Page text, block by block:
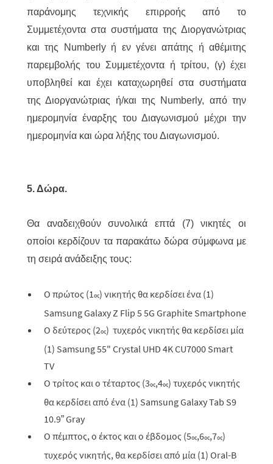
παράνομης τεχνικής επιρροής από το
Συμμετέχοντα στα συστήματα της Διοργανώτριας
και της Numberly ή εν γένει απάτης ή αθέμιτης
παρεμβολής του Συμμετέχοντα ή τρίτου, (γ) έχει
υποβληθεί και έχει καταχωρηθεί στα συστήματα
της Διοργανώτριας ή/και της Numberly, από την
ημερομηνία έναρξης του Διαγωνισμού μέχρι την
ημερομηνία και ώρα λήξης του Διαγωνισμού.
5. Δώρα.
Θα αναδειχθούν συνολικά επτά (7) νικητές οι
οποίοι κερδίζουν τα παρακάτω δώρα σύμφωνα με
τη σειρά ανάδειξης τους:
Ο πρώτος (1ος) νικητής θα κερδίσει ένα (1)
Samsung Galaxy Z Flip 5 5G Graphite Smartphone
Ο δεύτερος (2ος) τυχερός νικητής θα κερδίσει μία
(1) Samsung 55" Crystal UHD 4K CU7000 Smart
TV
Ο τρίτος και ο τέταρτος (3ος,4ος) τυχερός νικητής
θα κερδίσει από ένα (1) Samsung Galaxy Tab S9
10.9” Gray
Ο πέμπτος, ο έκτος και ο έβδομος (5ος,6ος,7ος)
τυχερός νικητής, θα κερδίσει από μία (1) Oral-B